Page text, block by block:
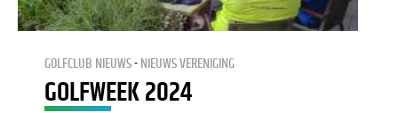
GOLFCLUB NIEUWS NIEUWS VERENIGING
GOLFWEEK 2024